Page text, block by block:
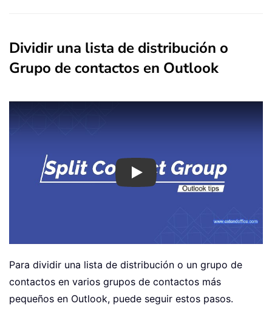
Dividir una lista de distribución o
Grupo de contactos en Outlook
Play
Para dividir una lista de distribución o un grupo de
contactos en varios grupos de contactos más
pequeños en Outlook, puede seguir estos pasos.